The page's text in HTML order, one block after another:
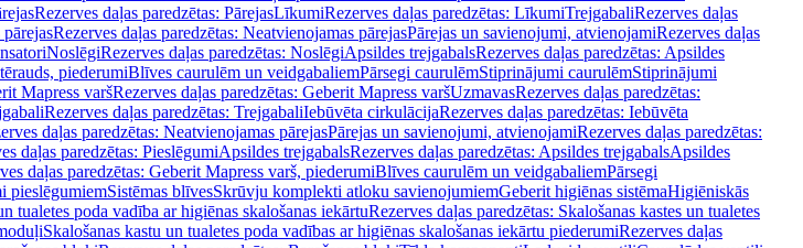
Rezerves daļas paredzētas: PārejasLīkumiRezerves daļas paredzētas: LīkumiTrejgabaliRezerves daļas
Rezerves daļas paredzētas: Neatvienojamas pārejasPārejas un savienojumi, atvienojamiRezerves daļas
NoslēgiRezerves daļas paredzētas: NoslēgiApsildes trejgabalsRezerves daļas paredzētas: Apsildes
piederumiBlīves caurulēm un veidgabaliemPārsegi caurulēmStiprinājumi caurulēmStiprinājumi
Mapress varšRezerves daļas paredzētas: Geberit Mapress varšUzmavasRezerves daļas paredzētas:
Rezerves daļas paredzētas: TrejgabaliIebūvēta cirkulācijaRezerves daļas paredzētas: Iebūvēta
daļas paredzētas: Neatvienojamas pārejasPārejas un savienojumi, atvienojamiRezerves daļas paredzētas:
daļas paredzētas: PieslēgumiApsildes trejgabalsRezerves daļas paredzētas: Apsildes trejgabalsApsildes
daļas paredzētas: Geberit Mapress varš, piederumiBlīves caurulēm un veidgabaliemPārsegi
pieslēgumiemSistēmas blīvesSkrūvju komplekti atloku savienojumiemGeberit higiēnas sistēmaHigiēniskās
tualetes poda vadība ar higiēnas skalošanas iekārtuRezerves daļas paredzētas: Skalošanas kastes un tualetes
Skalošanas kastu un tualetes poda vadības ar higiēnas skalošanas iekārtu piederumiRezerves daļas